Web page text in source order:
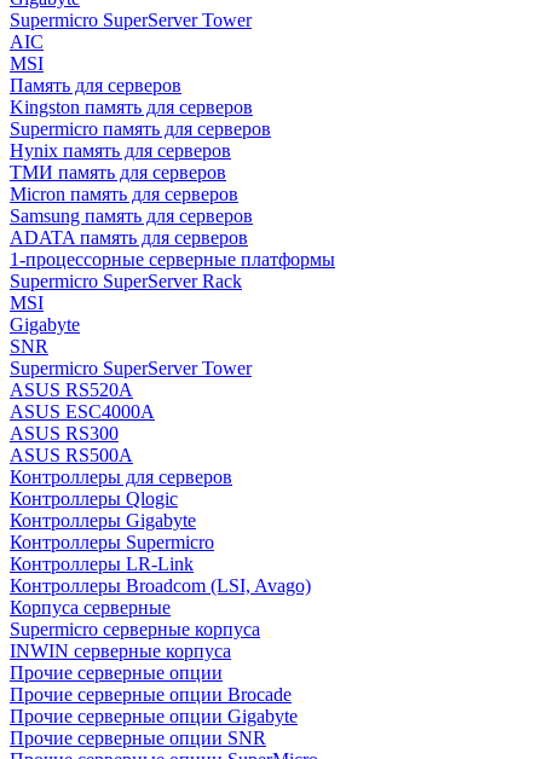
Supermicro SuperServer Tower
AIC
MSI
Память для серверов
Kingston память для серверов
Supermicro память для серверов
Hynix память для серверов
ТМИ память для серверов
Micron память для серверов
Samsung память для серверов
ADATA память для серверов
1-процессорные серверные платформы
Supermicro SuperServer Rack
MSI
Gigabyte
SNR
Supermicro SuperServer Tower
ASUS RS520A
ASUS ESC4000A
ASUS RS300
ASUS RS500A
Контроллеры для серверов
Контроллеры Qlogic
Контроллеры Gigabyte
Контроллеры Supermicro
Контроллеры LR-Link
Контроллеры Broadcom (LSI, Avago)
Корпуса серверные
Supermicro серверные корпуса
INWIN серверные корпуса
Прочие серверные опции
Прочие серверные опции Brocade
Прочие серверные опции Gigabyte
Прочие серверные опции SNR